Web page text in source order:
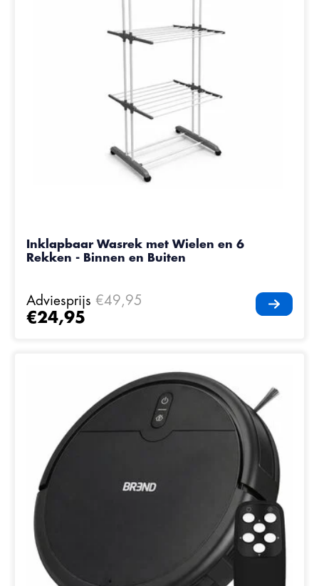
Inklapbaar Wasrek met Wielen en 6
Rekken - Binnen en Buiten
Adviesprijs €49,95
€24,95